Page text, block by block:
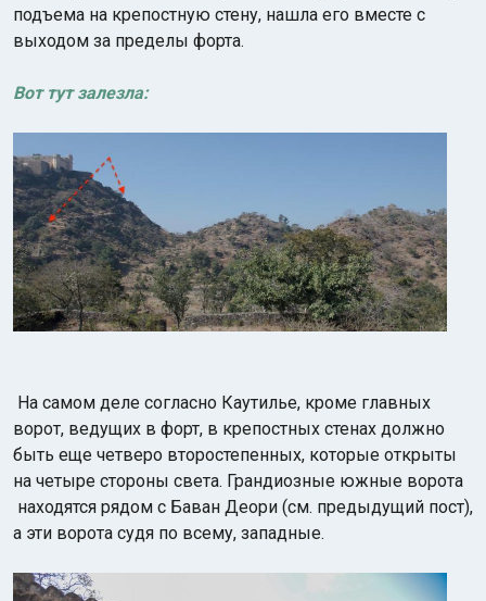
подъема на крепостную стену, нашла его вместе с
выходом за пределы форта.
Вот тут залезла:
На самом деле согласно Каутилье, кроме главных
ворот, ведущих в форт, в крепостных стенах должно
быть еще четверо второстепенных, которые открыты
на четыре стороны света. Грандиозные южные ворота
находятся рядом с Баван Деори (см. предыдущий пост),
а эти ворота судя по всему, западные.